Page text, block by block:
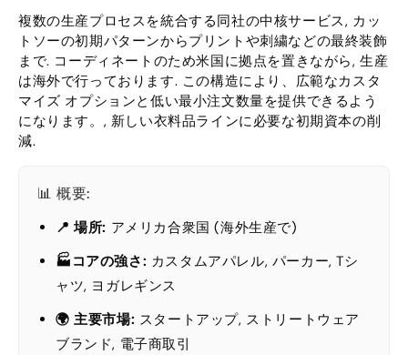
複数の生産プロセスを統合する同社の中核サービス, カッ
トソーの初期パターンからプリントや刺繍などの最終装飾
まで. コーディネートのため米国に拠点を置きながら, 生産
は海外で行っております. この構造により、広範なカスタ
マイズ オプションと低い最小注文数量を提供できるよう
になります。, 新しい衣料品ラインに必要な初期資本の削
減.
📊 概要:
📍 場所: アメリカ合衆国 (海外生産で)
🏭コアの強さ: カスタムアパレル, パーカー, Tシ
ャツ, ヨガレギンス
🌍 主要市場: スタートアップ, ストリートウェア
ブランド, 電子商取引